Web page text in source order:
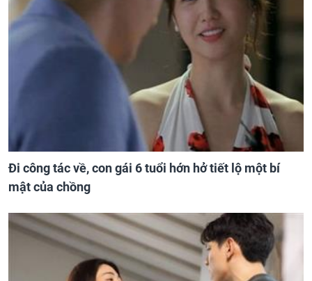
Đi công tác về, con gái 6 tuổi hớn hở tiết lộ một bí
mật của chồng